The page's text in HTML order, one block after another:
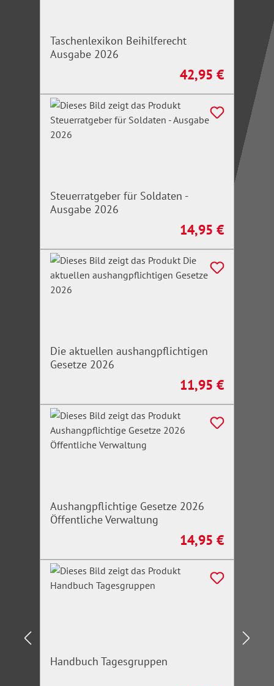
Taschenlexikon Beihilferecht
Ausgabe 2026
Regulärer Preis:
42,95 €
Steuerratgeber für Soldaten -
Ausgabe 2026
Regulärer Preis:
14,95 €
Die aktuellen aushangpflichtigen
Gesetze 2026
Regulärer Preis:
11,95 €
Aushangpflichtige Gesetze 2026
Öffentliche Verwaltung
Regulärer Preis:
14,95 €
Handbuch Tagesgruppen